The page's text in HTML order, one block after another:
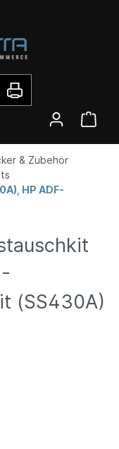
& Zubehör
HP ADF-
(SS430A)